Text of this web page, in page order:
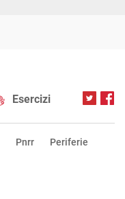
Esercizi
Pnrr Periferie